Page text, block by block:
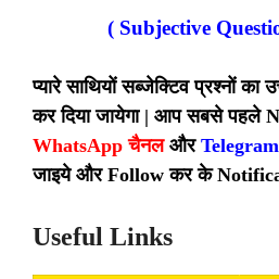
( Subjective
प्यारे साथियों सब्जेक्टिव प्रश्नों का
कर दिया जायेगा | आप सबसे पहले
WhatsApp चैनल और
जाइये और Follow कर के
Useful Links